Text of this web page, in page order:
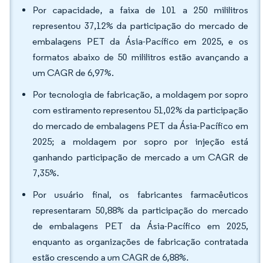
Por capacidade, a faixa de 101 a 250 mililitros
representou 37,12% da participação do mercado de
embalagens PET da Ásia-Pacífico em 2025, e os
formatos abaixo de 50 mililitros estão avançando a
um CAGR de 6,97%.
Por tecnologia de fabricação, a moldagem por sopro
com estiramento representou 51,02% da participação
do mercado de embalagens PET da Ásia-Pacífico em
2025; a moldagem por sopro por injeção está
ganhando participação de mercado a um CAGR de
7,35%.
Por usuário final, os fabricantes farmacêuticos
representaram 50,88% da participação do mercado
de embalagens PET da Ásia-Pacífico em 2025,
enquanto as organizações de fabricação contratada
estão crescendo a um CAGR de 6,88%.